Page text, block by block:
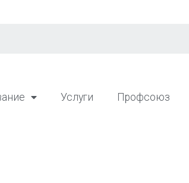
Услуги Профсоюз